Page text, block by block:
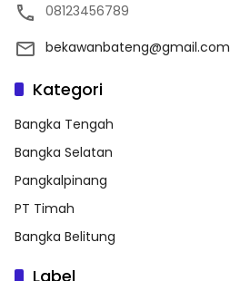
08123456789
bekawanbateng@gmail.com
Kategori
Bangka Tengah
Bangka Selatan
Pangkalpinang
PT Timah
Bangka Belitung
Label